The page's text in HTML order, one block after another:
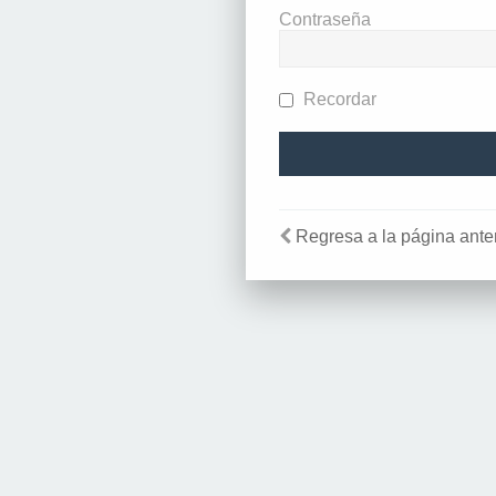
Contraseña
Recordar
Regresa a la página